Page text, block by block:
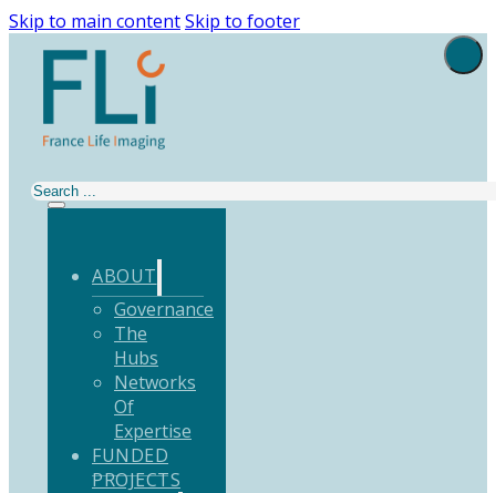
Skip to main contentSkip to footer
Search
ABOUT
Governance
The
Hubs
Networks
Of
Expertise
FUNDED
PROJECTS